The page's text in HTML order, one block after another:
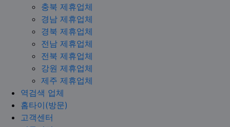
충북 제휴업체
경남 제휴업체
경북 제휴업체
전남 제휴업체
전북 제휴업체
강원 제휴업체
제주 제휴업체
역검색 업체
홈타이(방문)
고객센터